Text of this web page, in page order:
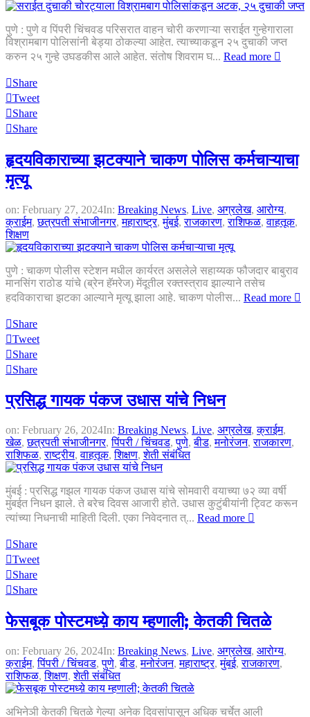
पुणे : पुणे व पिंपरी चिंचवड परिसरात वाहन चोरी करणाऱ्या सराईत गुन्हेगाराला
विश्रामबाग पोलिसांनी बेड्या ठोकल्या आहेत. त्याच्याकडून २५ दुचाकी जप्त
करुन २५ गुन्हे उघडकीस आले आहेत. संतोष शिवराम घ... Read more
Share
Tweet
Share
Share
हृदयविकाराच्या झटक्याने चाकण पोलिस कर्मचाऱ्याचा
मृत्यू
on: February 27, 2024In: Breaking News, Live, अग्रलेख, आरोग्य,
क्राईम,छत्रपती संभाजीनगर,महाराष्ट्र,मुंबई,राजकारण,राशिफळ,वाहतूक,
शिक्षण
पुणे : चाकण पोलीस स्टेशन मधील कार्यरत असलेले सहाय्यक फौजदार बाबुराव
मानसिंग राठोड यांचे (ब्रेन हॅमरेज) मेंदूतील रक्तस्त्राव झाल्याने तसेच
हदविकाराचा झटका आल्याने मृत्यू झाला आहे. चाकण पोलीस... Read more
Share
Tweet
Share
Share
प्रसिद्ध गायक पंकज उधास यांचे निधन
on: February 26, 2024In: Breaking News, Live, अग्रलेख,क्राईम,
खेळ,छत्रपती संभाजीनगर,पिंपरी / चिंचवड,पुणे,बीड,मनोरंजन,राजकारण,
राशिफळ,राष्ट्रीय,वाहतूक,शिक्षण,शेती संबंधित
मुंबई : प्रसिद्ध गझल गायक पंकज उधास यांचे सोमवारी वयाच्या ७२ व्या वर्षी
मुंबईत निधन झाले. ते बरेच दिवस आजारी होते. उधास कुटुंबीयांनी ट्विट करून
त्यांच्या निधनाची माहिती दिली. एका निवेदनात त्... Read more
Share
Tweet
Share
Share
फेसबूक पोस्टमध्य़े काय म्हणाली; केतकी चितळे
on: February 26, 2024In: Breaking News, Live, अग्रलेख, आरोग्य,
क्राईम,पिंपरी / चिंचवड,पुणे,बीड,मनोरंजन,महाराष्ट्र,मुंबई,राजकारण,
राशिफळ,शिक्षण,शेती संबंधित
अभिनेञी केतकी चितळे गेल्या अनेक दिवसांपासून अधिक चर्चेत आली